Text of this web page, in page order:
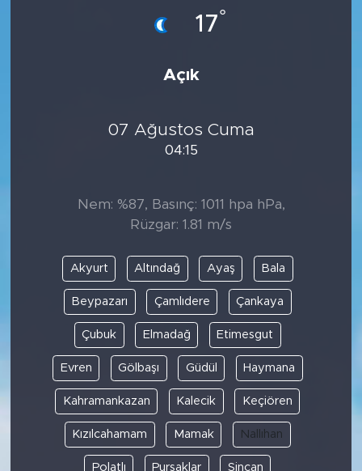
17°
Açık
07 Ağustos Cuma
04:15
Nem: %87, Basınç: 1011 hpa hPa,
Rüzgar: 1.81 m/s
Akyurt Altındağ Ayaş Bala
Beypazarı Çamlıdere Çankaya
Çubuk Elmadağ Etimesgut
Evren Gölbaşı Güdül Haymana
Kahramankazan Kalecik Keçiören
Kızılcahamam Mamak Nallıhan
Polatlı Pursaklar Sincan